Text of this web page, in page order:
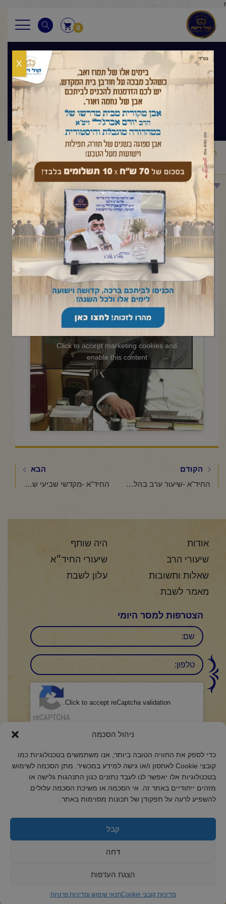
ניהול הסכמה
כדי לספק את החוויה הטובה ביותר, אנו משתמשים בטכנולוגיות כמו
קובצי Cookie לאחסון ו/או גישה למידע במכשיר. מתן הסכמה לשימוש
בטכנולוגיות אלו יאפשר לנו לעבד נתונים כגון התנהגות גלישה או
מזהים ייחודיים באתר זה. אי הסכמה או משיכת הסכמה עלולים
להשפיע לרעה על תפקודן של תכונות מסוימות באתר.
קבל
דחה
הצגת העדפות
מדיניות קובצי Cookie תנאי שימוש ומדיניות פרטיות
r
0
בגובה העיניים
הלכה ותניא יומי
ראשי בגובה העיניים הלכה ותניא יומי
החיד"א
-תניא יומי ובגובה העיניים-כ"ב תמוז תשפ"ה
תפריט קטגוריות
החיד"א -תניא יומי ובגובה
העיניים-כ"ב תמוז תשפ"ה
אוגוסט 4, 2025
Click to accept marketing cookies and
enable this content
הקודם
החיד"א -שיעור ערב בהלכה ובאגדה-אור לכ"ב תמוז תשפ"ה
הבא
החיד"א -מקדשי שביעי שיעור בקהלת-כ"ב תמוז תשפ"ה
אודות
היה שותף
שיעורי הרב
שיעורי החיד״א
שאלות ותשובות
עלון לשבת
מאמר לשבת
הצטרפות למסר היומי
שם
טלפון:
Click to accept reCaptcha validation.
מדיניות קובצי Cookie
ד
X